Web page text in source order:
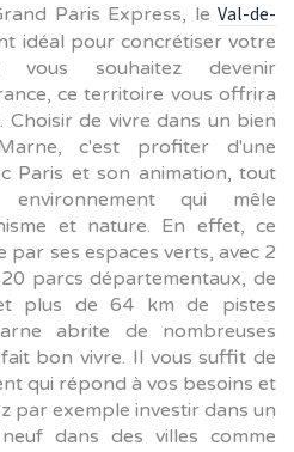
Paris Express, le Val-de-
idéal pour concrétiser votre
vous souhaitez devenir
ce territoire vous offrira
de vivre dans un bien
c'est profiter d'une
Paris et son animation, tout
qui mêle
et nature. En effet, ce
ses espaces verts, avec 2
parcs départementaux, de
plus de 64 km de pistes
abrite de nombreuses
bon vivre. Il vous suffit de
qui répond à vos besoins et
par exemple investir dans un
dans des villes comme